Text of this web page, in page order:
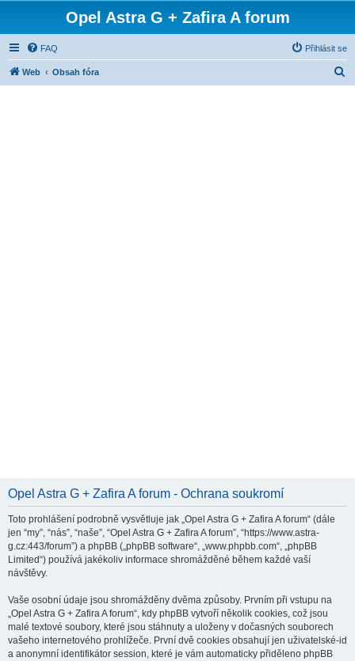
Opel Astra G + Zafira A forum
FAQ Přihlásit se
Web Obsah fóra
Opel Astra G + Zafira A forum - Ochrana soukromí
Toto prohlášení podrobně vysvětluje jak „Opel Astra G + Zafira A forum“ (dále
jen “my”, “nás”, “naše”, “Opel Astra G + Zafira A forum”, “https://www.astra-
g.cz:443/forum”) a phpBB („phpBB software“, „www.phpbb.com“, „phpBB
Limited“) používá jakékoliv informace shromážděné během každé vaší
návštěvy.
Vaše osobní údaje jsou shromážděny dvěma způsoby. Prvním při vstupu na
„Opel Astra G + Zafira A forum“, kdy phpBB vytvoří několik cookies, což jsou
malé textové soubory, které jsou stáhnuty a uloženy v dočasných souborech
vašeho internetového prohlížeče. První dvě cookies obsahují jen uživatelské-id
a anonymní identifikátor session, které je vám automaticky přiděleno phpBB